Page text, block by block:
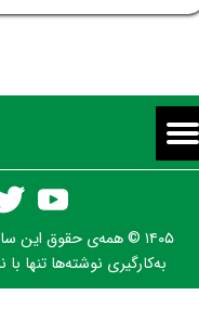
۱۴۰۵ © همه‌ی حقوق این
به‌کارگیری نوشته‌ها تنها